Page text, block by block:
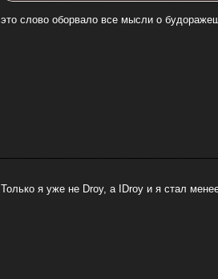
это слово оборвало все мысли о
Только я уже не Droy, а IDroy и я стал